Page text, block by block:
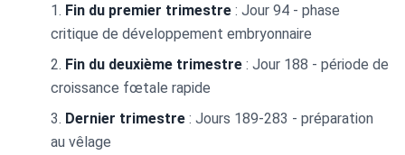
jours} Fin du premier trimestre : Jour 94 - phase
critique de développement embryonnaire
Fin du deuxième trimestre : Jour 188 - période de
croissance fœtale rapide
Dernier trimestre : Jours 189-283 - préparation
au vêlage